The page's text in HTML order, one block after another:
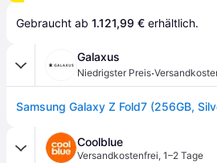
Gebraucht ab 1.121,99 € erhältlich.
Galaxus
Niedrigster Preis·
Coolblue
Versandkostenfrei, 1–2 Tage